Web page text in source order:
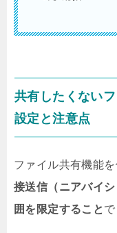
共有したくない
設定と注意点
ファイル共有機能を
接送信（ニアバイ
囲を限定すること